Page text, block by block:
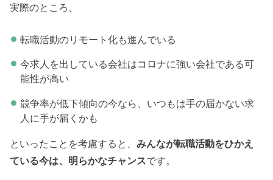
実際のところ、
転職活動のリモート化も進んでいる
今求人を出している会社はコロナに強い会社である可
能性が高い
競争率が低下傾向の今なら、いつもは手の届かない求
人に手が届くかも
といったことを考慮すると、みんなが転職活動をひかえ
ている今は、明らかなチャンスです。